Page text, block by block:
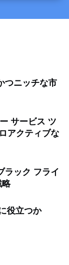
つニッチな市
サービス ツ
アクティブな
ラック フライ
略
役立つか